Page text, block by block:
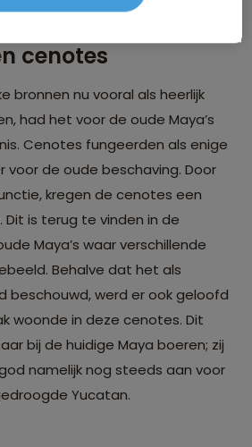
water schijnen.
cenotes
bronnen nu vooral als heerlijk
had het voor de oude Maya’s
Cenotes fungeerden als enige
voor de oude beschaving. Door
kregen de cenotes een
is terug te vinden in de
Maya’s waar verschillende
Behalve dat het als
beschouwd, werd er ook geloofd
woonde in deze cenotes. Dit
bij de huidige Maya boeren; zij
namelijk nog steeds aan voor
Yucatan.